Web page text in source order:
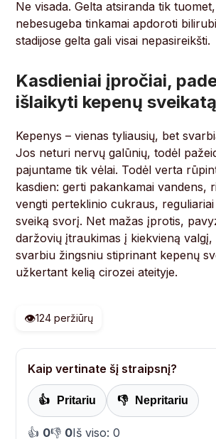
Ne visada. Gelta atsiranda tik
nebesugeba tinkamai apdoroti
stadijose gelta gali visai nepasireikšti.
Kasdieniai įpročiai,
išlaikyti kepenų sveikatą
Kepenys – vienas tyliausių, bet
Jos neturi nervų galūnių, todėl
pajuntame tik vėlai. Todėl verta
kasdien: gerti pakankamai vandens,
vengti perteklinio cukraus,
sveiką svorį. Net mažas įprotis,
daržovių įtraukimas į kiekvieną valgį,
svarbiu žingsniu stiprinant kepenų
užkertant kelią cirozei ateityje.
👁️124 peržiūrų
Kaip vertinate šį straipsnį?
👍 Pritariu 👎 Nepritariu
👍 0👎 0Iš viso: 0